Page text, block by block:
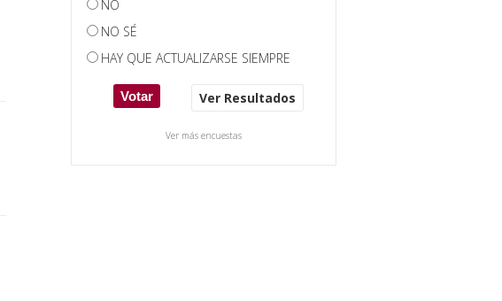
NO
NO SÉ
HAY QUE ACTUALIZARSE SIEMPRE
Ver Resultados
Ver más encuestas